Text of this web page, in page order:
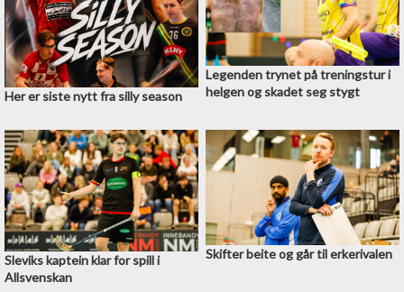
Her er siste nytt fra silly season
Legenden trynet på treningstur i
helgen og skadet seg stygt
Sleviks kaptein klar for spill i
Allsvenskan
Skifter beite og går til erkerivalen